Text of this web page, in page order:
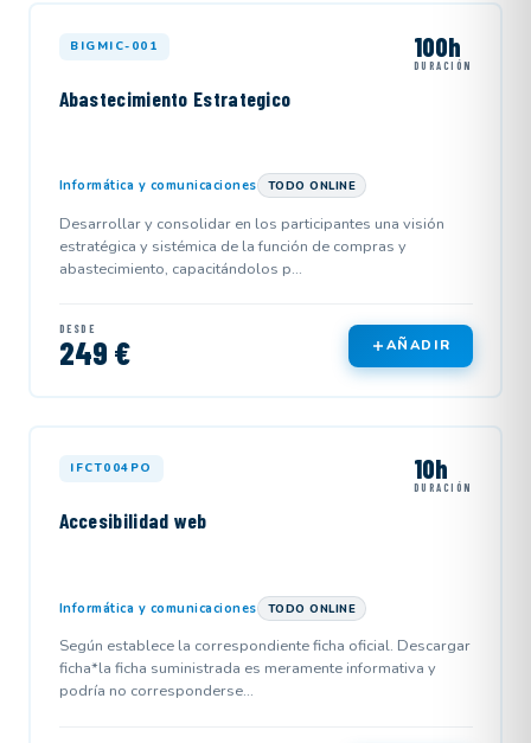
BIGMIC-001 100h
DURACIÓN
Abastecimiento Estrategico
Informática y comunicaciones TODO ONLINE
Desarrollar y consolidar en los participantes una visión
estratégica y sistémica de la función de compras y
abastecimiento, capacitándolos p...
DESDE
249 € AÑADIR
IFCT004PO 10h
DURACIÓN
Accesibilidad web
Informática y comunicaciones TODO ONLINE
Según establece la correspondiente ficha oficial. Descargar
ficha*la ficha suministrada es meramente informativa y
podría no corresponderse...